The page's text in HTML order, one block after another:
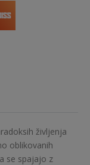
življenja
oblikovanih
se spajajo z